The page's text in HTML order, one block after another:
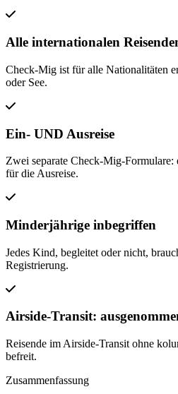
Alle internationalen
Check-Mig ist für alle Nationalitäten
oder See.
Ein- UND Ausreise
Zwei separate Check-Mig-Formulare:
für die Ausreise.
Minderjährige inbegriffen
Jedes Kind, begleitet oder nicht,
Registrierung.
Airside-Transit:
Reisende im Airside-Transit ohne
befreit.
Zusammenfassung